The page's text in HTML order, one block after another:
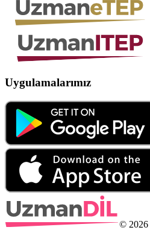
Uygulamalarımız
© 2026